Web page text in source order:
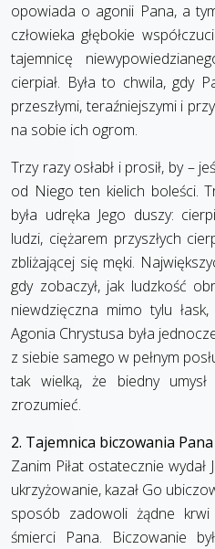
opowiada o agonii Pana, a
człowieka głębokie
tajemnicę
cierpiał. Była to chwila, gdy
przeszłymi, teraźniejszymi i
na sobie ich ogrom.
Trzy razy osłabł i prosił, by –
od Niego ten kielich boleści.
była udręka Jego duszy:
ludzi, ciężarem przyszłych
zbliżającej się męki.
gdy zobaczył, jak ludzkość
niewdzięczna mimo tylu
Agonia Chrystusa była
z siebie samego w pełnym
tak wielką, że biedny
zrozumieć.
2. Tajemnica biczowania Pana
Zanim Piłat ostatecznie
ukrzyżowanie, kazał Go
sposób zadowoli żądne krwi
śmierci Pana. Biczowanie